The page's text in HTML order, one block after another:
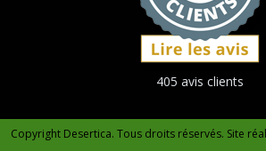
405 avis clients
Copyright Desertica. Tous droits réservés. Site